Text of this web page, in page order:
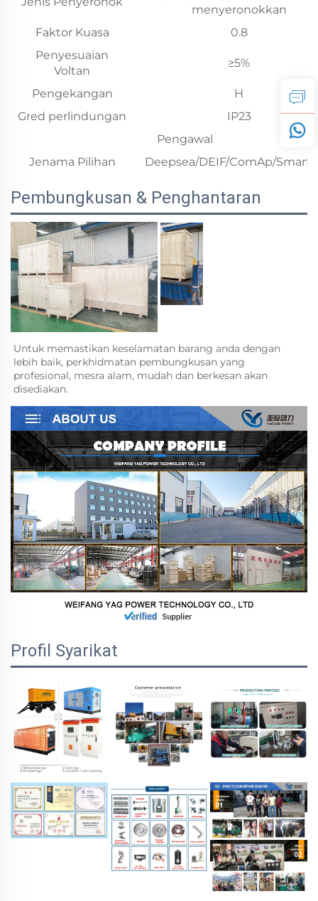
menyeronokkan
Faktor Kuasa
0.8
Penyesuaian
Voltan
≥5%
Pengekangan
H
Gred perlindungan
IP23
Pengawal
Jenama Pilihan
Deepsea/DEIF/ComAp/
Pembungkusan & Penghantaran
Untuk memastikan keselamatan barang anda dengan
lebih baik, perkhidmatan pembungkusan yang
profesional, mesra alam, mudah dan berkesan akan
disediakan.
Profil Syarikat